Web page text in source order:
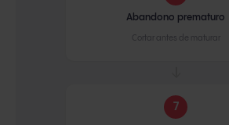
Abandono prematuro
Cortar antes de maturar
7